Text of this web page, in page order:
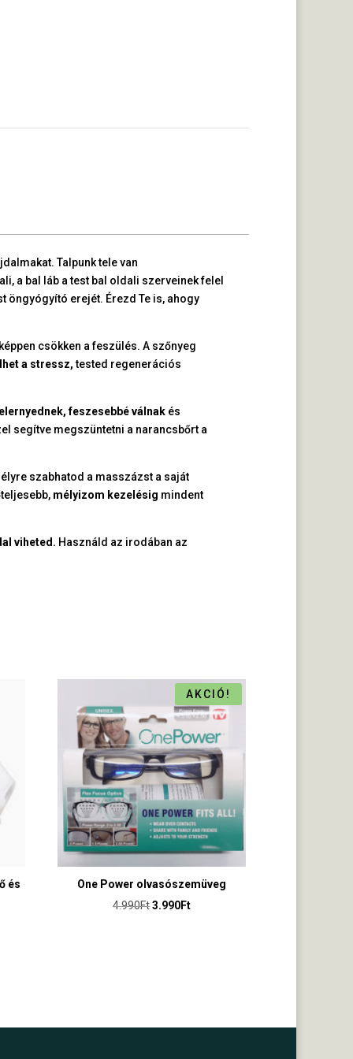
Talpunk tele van
a bal láb a test bal oldali szerveinek felel
öngyógyító erejét. Érezd Te is, ahogy
csökken a feszülés. A szőnyeg
a stressz,tested regenerációs
feszesebbé válnak és
segítve megszüntetni a narancsbőrt a
szabhatod a masszázst a saját
mélyizom kezelésig mindent
viheted. Használd az irodában az
és
AKCIÓ!
One Power olvasószemüveg
4.990FtOriginal
3.990FtCurrent